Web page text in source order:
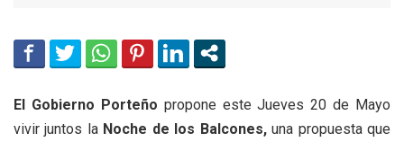
El Gobierno Porteño propone este Jueves 20 de Mayo
vivir juntos laNoche de los Balcones,una propuesta que